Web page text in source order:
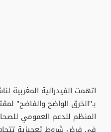
اتهمت الفيدرالية المغربية
بـ"الخرق الواضح والفاضح"
المنظم للدعم العمومي